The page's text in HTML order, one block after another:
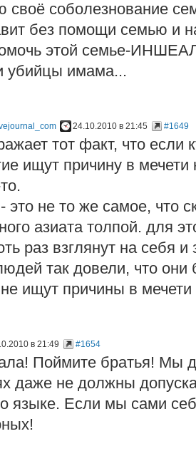
своё соболезнование
без помощи семью и
этой семье-
убийцы имама...
24.10.2010 в 21:45 #1649
тот факт, что если
ищут причину в мечети
это не то же самое, что
азиата толпой. для
раз взглянут на себя
так довели, что они
ищут причины в мечети
в 21:49 #1654
Поймите братья! Мы
даже не должны
языке. Если мы сами